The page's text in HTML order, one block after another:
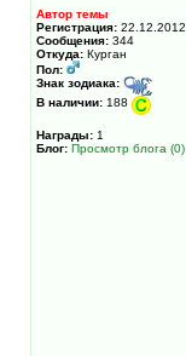
Автор темы
Регистрация: 22.12.2012
Сообщения: 344
Откуда: Курган
Пол:
Знак зодиака:
В наличии: 188
Награды: 1
Блог: Просмотр блога (0)